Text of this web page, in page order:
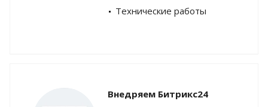
Технические работы
Внедряем Битрикс24